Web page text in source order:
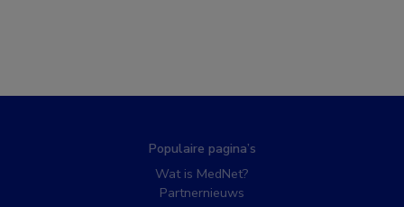
Populaire pagina’s
Wat is MedNet?
Partnernieuws